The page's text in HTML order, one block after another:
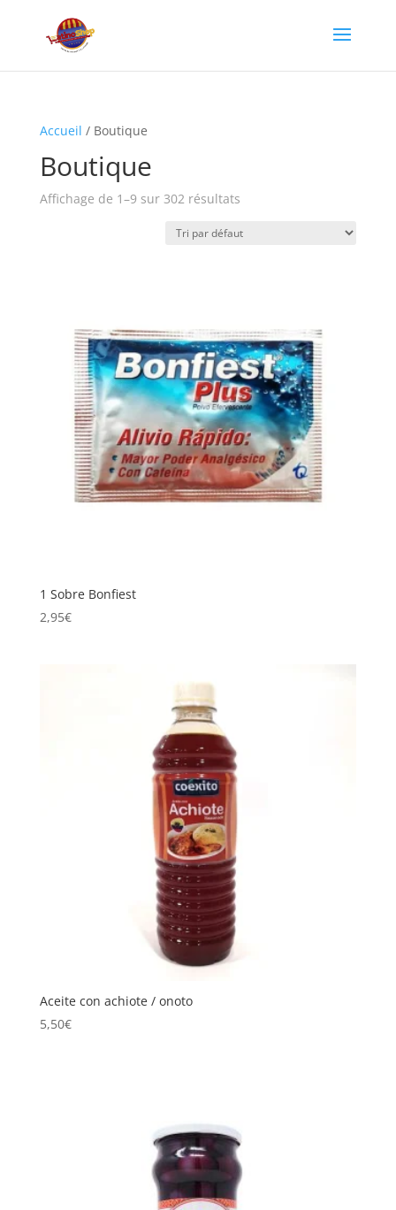
Accueil / Boutique
Boutique
Affichage de 1–9 sur 302 résultats
1 Sobre Bonfiest
2,95€
Aceite con achiote / onoto
5,50€